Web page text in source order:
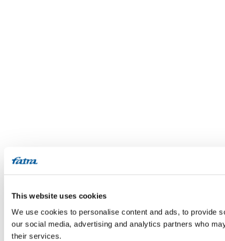
This website uses cookies
We use cookies to personalise content and ads, to provide
our social media, advertising and analytics partners who
their services.